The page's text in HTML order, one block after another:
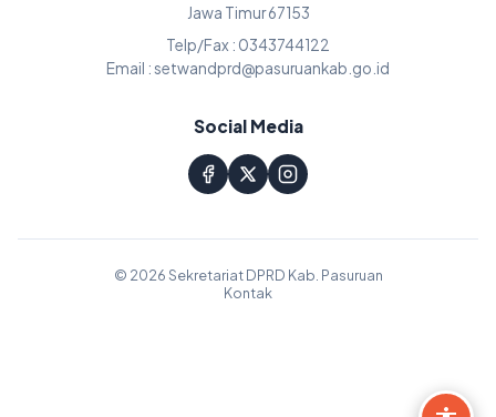
Jawa Timur 67153
Telp/Fax : 0343744122
Email : setwandprd@pasuruankab.go.id
Social Media
© 2026 Sekretariat DPRD Kab. Pasuruan
Kontak